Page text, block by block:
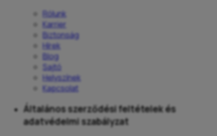
Rólunk
Karrier
Biztonság
Hírek
Blog
Sajtó
Helyszínek
Kapcsolat
Általános szerződési feltételek és
adatvédelmi szabályzat